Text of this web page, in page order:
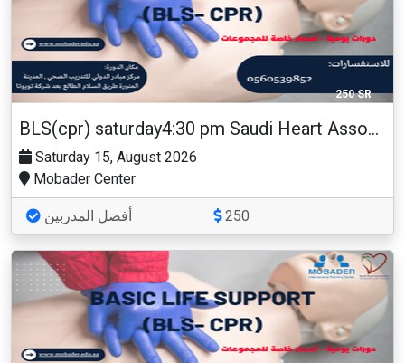
250 SR
BLS(cpr) saturday4:30 pm Saudi Heart Association
Saturday 15, August 2026
Mobader Center
أفضل المدربين 250